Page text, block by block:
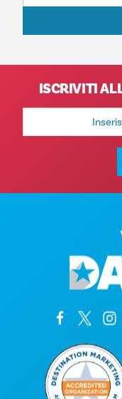
ISCRIVITI
Indirizzo
mail